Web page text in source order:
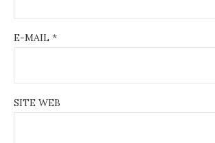
E-MAIL *
SITE WEB